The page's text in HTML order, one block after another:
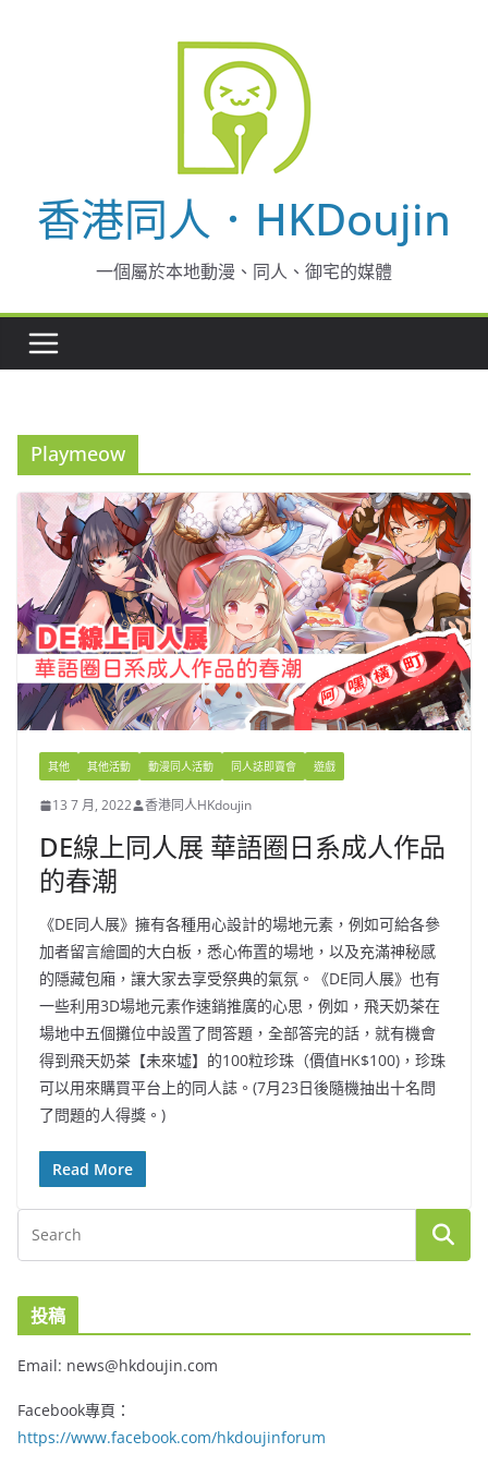
香港同人．HKDoujin
一個屬於本地動漫、同人、御宅的媒體
Playmeow
其他 其他活動 動漫同人活動 同人誌即賣會 遊戲
13 7 月, 2022 香港同人HKdoujin
DE線上同人展 華語圈日系成人作品
的春潮
《DE同人展》擁有各種用心設計的場地元素，例如可給各參
加者留言繪圖的大白板，悉心佈置的場地，以及充滿神秘感
的隱藏包廂，讓大家去享受祭典的氣氛。《DE同人展》也有
一些利用3D場地元素作速銷推廣的心思，例如，飛天奶茶在
場地中五個攤位中設置了問答題，全部答完的話，就有機會
得到飛天奶茶【未來墟】的100粒珍珠（價值HK$100)，珍珠
可以用來購買平台上的同人誌。(7月23日後隨機抽出十名問
了問題的人得獎。)
Read More
投稿
Email: news@hkdoujin.com
Facebook專頁：
https://www.facebook.com/hkdoujinforum